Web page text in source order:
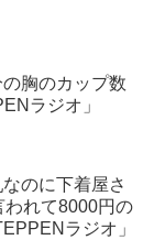
胸のカップ数
ラジオ」
のに下着屋さ
われて8000円の
ラジオ」